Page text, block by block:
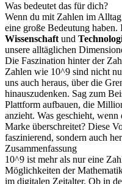
Was bedeutet das für dich?
Wenn du mit Zahlen im
eine große Bedeutung haben.
Wissenschaft und
unsere alltäglichen
Die Faszination hinter der
Zahlen wie 10^9 sind nicht
uns auch heraus, über die
hinauszudenken. Sag zum
Plattform aufbauen, die
anzieht. Was geschieht,
Marke überschreitet? Diese
faszinierend, sondern auch
Zusammenfassung
10^9 ist mehr als nur eine
Möglichkeiten der
im digitalen Zeitalter. Ob in